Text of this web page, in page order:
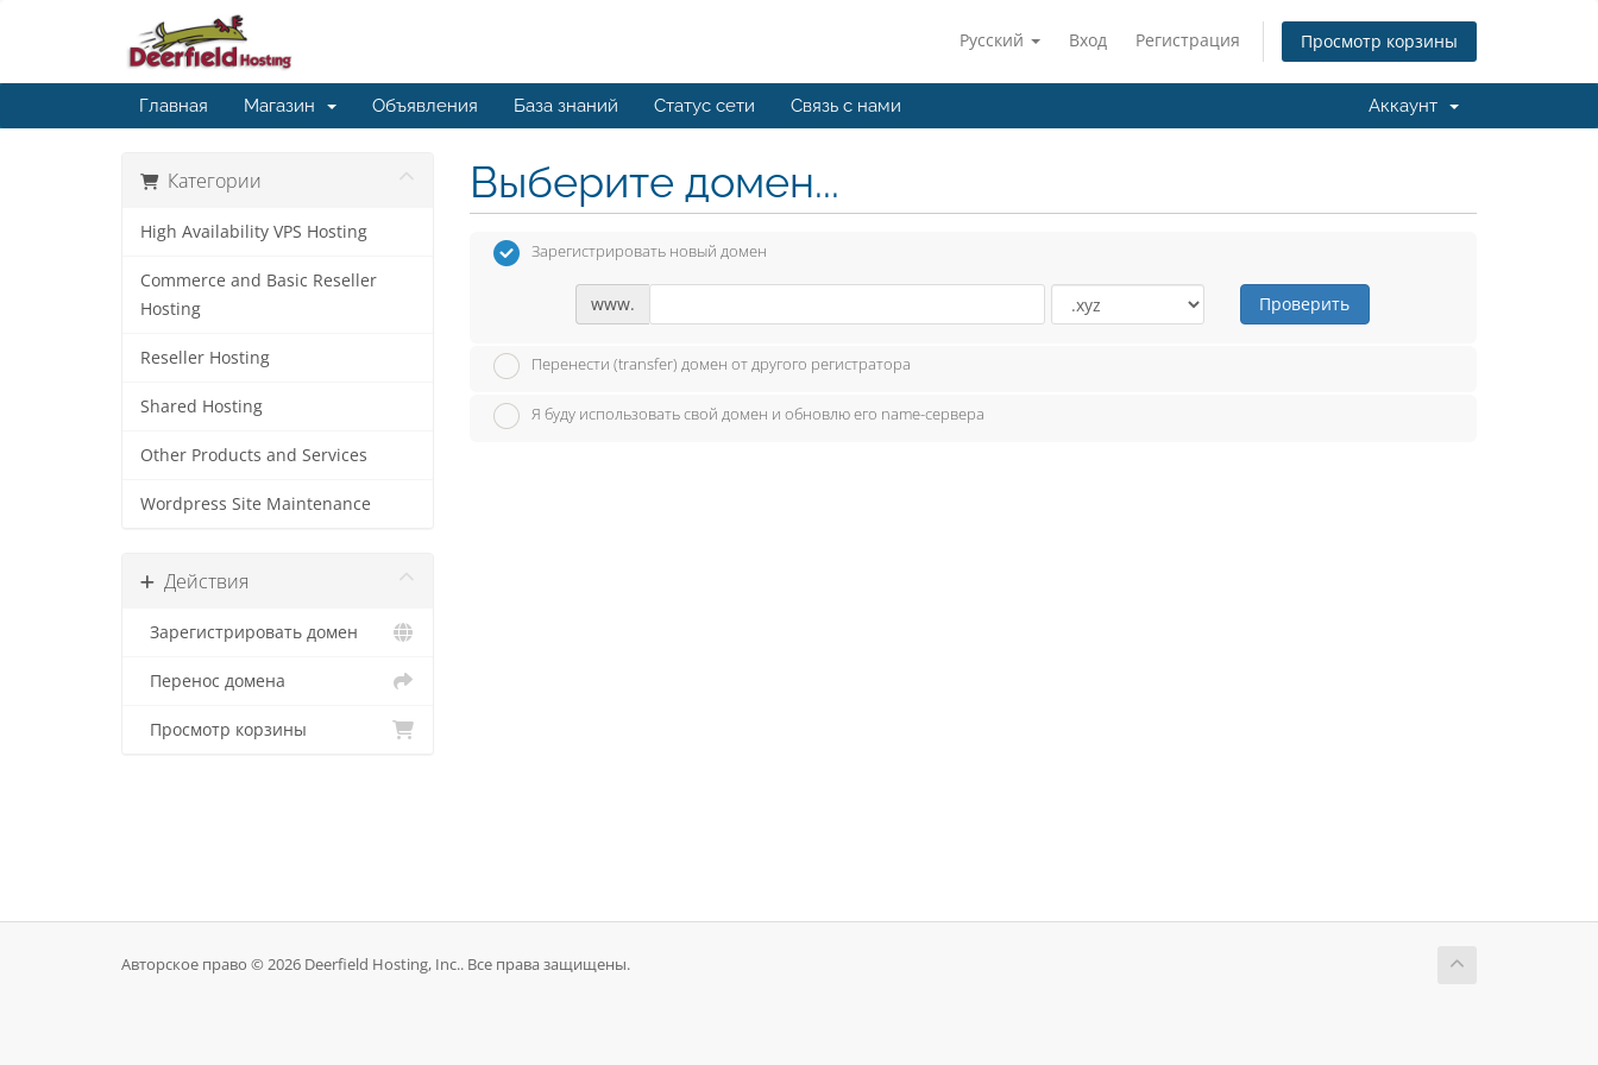
Русский Вход Регистрация Просмотр корзины
Главная Магазин Объявления База знаний Статус сети Связь с нами Аккаунт
Категории
High Availability VPS Hosting
Commerce and Basic Reseller
Hosting
Reseller Hosting
Shared Hosting
Other Products and Services
Wordpress Site Maintenance
Действия
Зарегистрировать домен
Перенос домена
Просмотр корзины
Выберите домен...
Зарегистрировать новый домен
www. Проверить
Перенести (transfer) домен от другого регистратора
Я буду использовать свой домен и обновлю его name-сервера
Авторское право © 2026 Deerfield Hosting, Inc.. Все права защищены.